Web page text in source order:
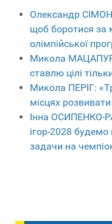
Олександр
щоб боротися за
олімпійської
Микола
ставлю цілі
Микола ПЕРІГ:
місцях
Інна ОСИПЕНКО-
ігор-2028 будемо
задачи на